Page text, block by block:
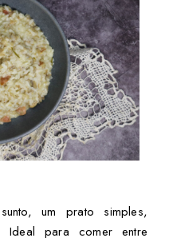
um prato simples,
Ideal para comer entre